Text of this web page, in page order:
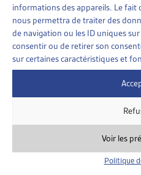
informations des appareils. Le fait
nous permettra de traiter des
de navigation ou les ID uniques
consentir ou de retirer son
sur certaines caractéristiques et
Voir les
Politique
SUR LE MÊME THÈME…
DOSSIER DU MOIS
INCIDENCES DE L’AIDE
DE SÉJOUR DANS LA LEI
Le droit des étrangers
changements. Plus
perception de l’aide sociale
Rédigé par: Paola Stanić